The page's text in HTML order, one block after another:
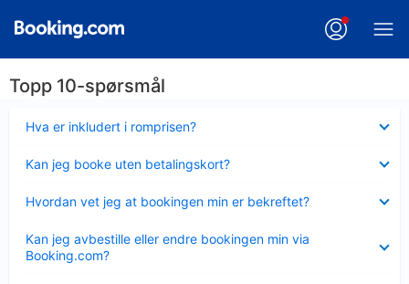
Topp 10-spørsmål
Hva er inkludert i romprisen?
mindre
Kan jeg booke uten betalingskort?
mindre
Hvordan vet jeg at bookingen min er bekreftet?
mindre
Kan jeg avbestille eller endre bookingen min via
Booking.com?
mindre